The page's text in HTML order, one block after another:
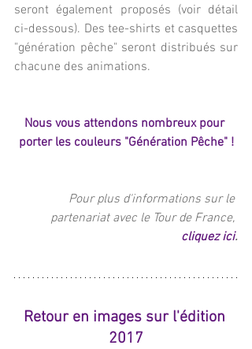
seront également proposés (voir détail
ci-dessous). Des tee-shirts et casquettes
"génération pêche" seront distribués sur
chacune des animations.
Nous vous attendons nombreux pour
porter les couleurs "Génération Pêche" !
Pour plus d'informations sur le
partenariat avec le Tour de France,
cliquez ici.
Retour en images sur l'édition
2017